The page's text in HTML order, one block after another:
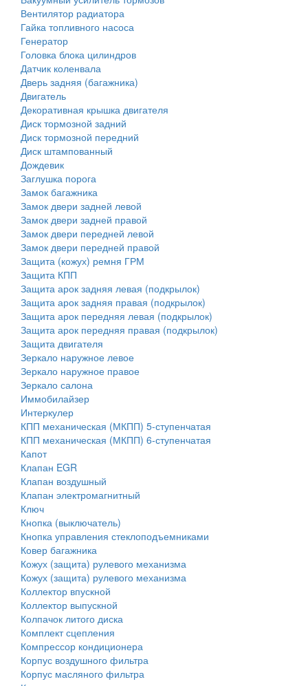
Вентилятор радиатора
Гайка топливного насоса
Генератор
Головка блока цилиндров
Датчик коленвала
Дверь задняя (багажника)
Двигатель
Декоративная крышка двигателя
Диск тормозной задний
Диск тормозной передний
Диск штампованный
Дождевик
Заглушка порога
Замок багажника
Замок двери задней левой
Замок двери задней правой
Замок двери передней левой
Замок двери передней правой
Защита (кожух) ремня ГРМ
Защита КПП
Защита арок задняя левая (подкрылок)
Защита арок задняя правая (подкрылок)
Защита арок передняя левая (подкрылок)
Защита арок передняя правая (подкрылок)
Защита двигателя
Зеркало наружное левое
Зеркало наружное правое
Зеркало салона
Иммобилайзер
Интеркулер
КПП механическая (МКПП) 5-ступенчатая
КПП механическая (МКПП) 6-ступенчатая
Капот
Клапан EGR
Клапан воздушный
Клапан электромагнитный
Ключ
Кнопка (выключатель)
Кнопка управления стеклоподъемниками
Ковер багажника
Кожух (защита) рулевого механизма
Кожух (защита) рулевого механизма
Коллектор впускной
Коллектор выпускной
Колпачок литого диска
Комплект сцепления
Компрессор кондиционера
Корпус воздушного фильтра
Корпус масляного фильтра